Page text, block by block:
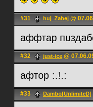
#31 huj_Zabej @
аффтар
#32 just-ice @
афтор :.!.:
#33 Dambo[UnlimiteD]